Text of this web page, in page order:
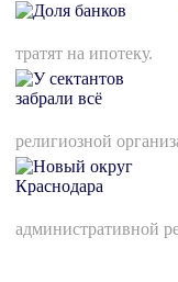
тратят на ипотеку.
религиозной
административной